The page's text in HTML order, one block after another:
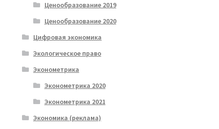
Ценообразование 2019
Ценообразование 2020
Цифровая экономика
Экологическое право
Эконометрика
Эконометрика 2020
Эконометрика 2021
Экономика (реклама)